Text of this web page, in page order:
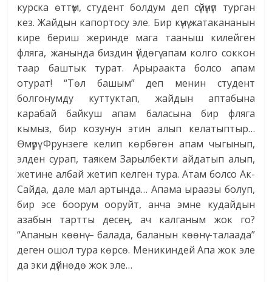
курска өттүм, студент болдум деп сүйүнүп турган
кез. Жайдын капортосу эле. Бир күнү жатакананын
кире бериш жеринде мага тааныш килейген
фляга, жанында биздин үйдөгү апам колго соккон
таар баштык турат. Арыраакта болсо апам
отурат! “Төл башым” деп менин студент
болгонумду куттуктап, жайдын аптабына
карабай байкуш апам баласына бир фляга
кымыз, бир козунун этин алып келатыптыр…
Өмүрү Фрунзеге келип көрбөгөн апам чыгынып,
элден сурап, таякем Зарылбекти айдатып алып,
жетине албай жетип келген тура. Атам болсо Ак-
Сайда, дале мал артында… Апама ыраазы болуп,
бир эсе боорум ооруйт, анча эмне кудайдын
азабын тартты десең, ач калганым жок го?
“Апанын көөнү – балада, баланын көөнү -талаада”
деген ошол тура көрсө. Меникиндей Апа жок эле
да эки дүйнөдө жок эле…